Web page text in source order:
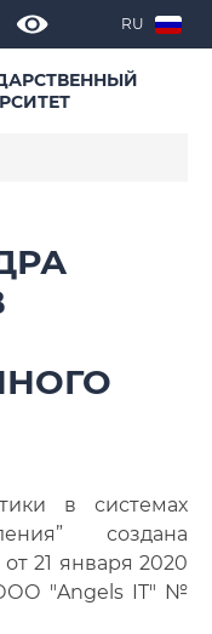
RU
в системах
создана
21 января 2020
"Angels IT" №